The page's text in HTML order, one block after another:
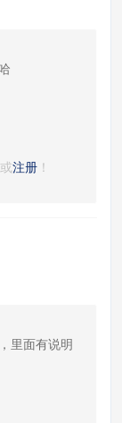
或注册！
里面有说明